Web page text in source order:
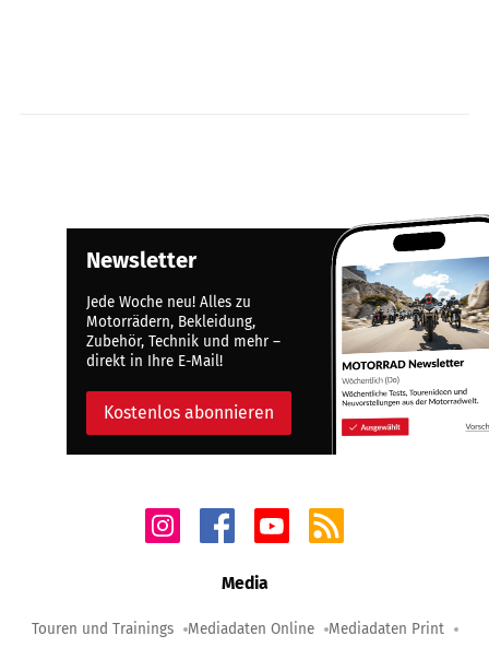
Newsletter
Jede Woche neu! Alles zu
Motorrädern, Bekleidung,
Zubehör, Technik und mehr –
direkt in Ihre E-Mail!
Kostenlos abonnieren
Media
Touren und Trainings Mediadaten Online Mediadaten Print